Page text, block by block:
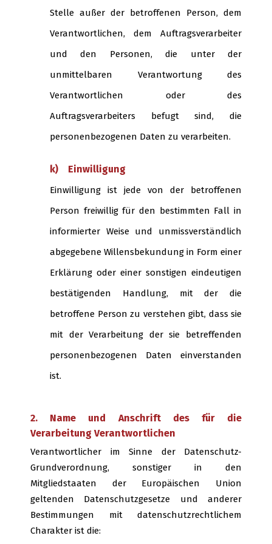
Stelle außer der betroffenen Person, dem
Verantwortlichen, dem Auftragsverarbeiter
und den Personen, die unter der
unmittelbaren Verantwortung des
Verantwortlichen oder des
Auftragsverarbeiters befugt sind, die
personenbezogenen Daten zu verarbeiten.
k) Einwilligung
Einwilligung ist jede von der betroffenen
Person freiwillig für den bestimmten Fall in
informierter Weise und unmissverständlich
abgegebene Willensbekundung in Form einer
Erklärung oder einer sonstigen eindeutigen
bestätigenden Handlung, mit der die
betroffene Person zu verstehen gibt, dass sie
mit der Verarbeitung der sie betreffenden
personenbezogenen Daten einverstanden
ist.
2. Name und Anschrift des für die
Verarbeitung Verantwortlichen
Verantwortlicher im Sinne der Datenschutz-
Grundverordnung, sonstiger in den
Mitgliedstaaten der Europäischen Union
geltenden Datenschutzgesetze und anderer
Bestimmungen mit datenschutzrechtlichem
Charakter ist die: